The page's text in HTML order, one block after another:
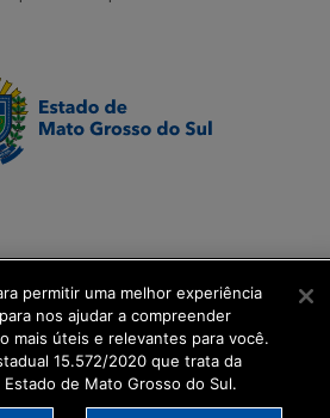
permitir uma melhor experiência
nos ajudar a compreender
mais úteis e relevantes para você.
15.572/2020 que trata da
Estado de Mato Grosso do Sul.